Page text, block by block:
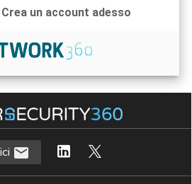
Crea un account adesso